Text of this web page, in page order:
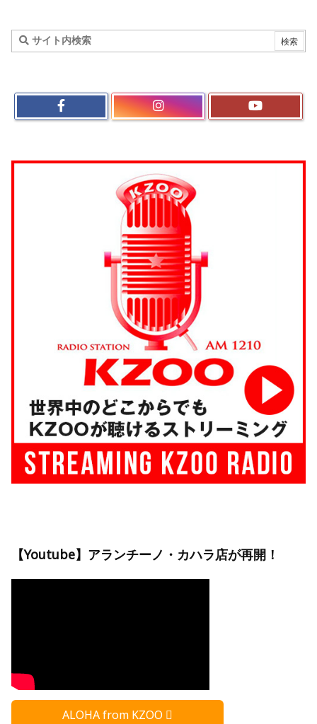
【Youtube】アランチーノ・カハラ店が再開！
ALOHA from KZOO